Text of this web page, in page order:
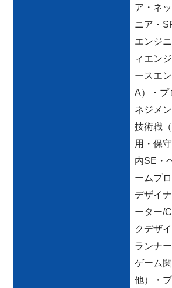
ア・ネ
ニア・
エンジ
ィエン
ースエ
A）・プ
ネジメ
技術職
用・保
内SE・
ームプ
デザイ
ーター/
クデザ
ランナ
ゲーム
他）・